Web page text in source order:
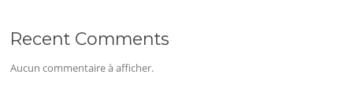
Recent Comments
Aucun commentaire à afficher.